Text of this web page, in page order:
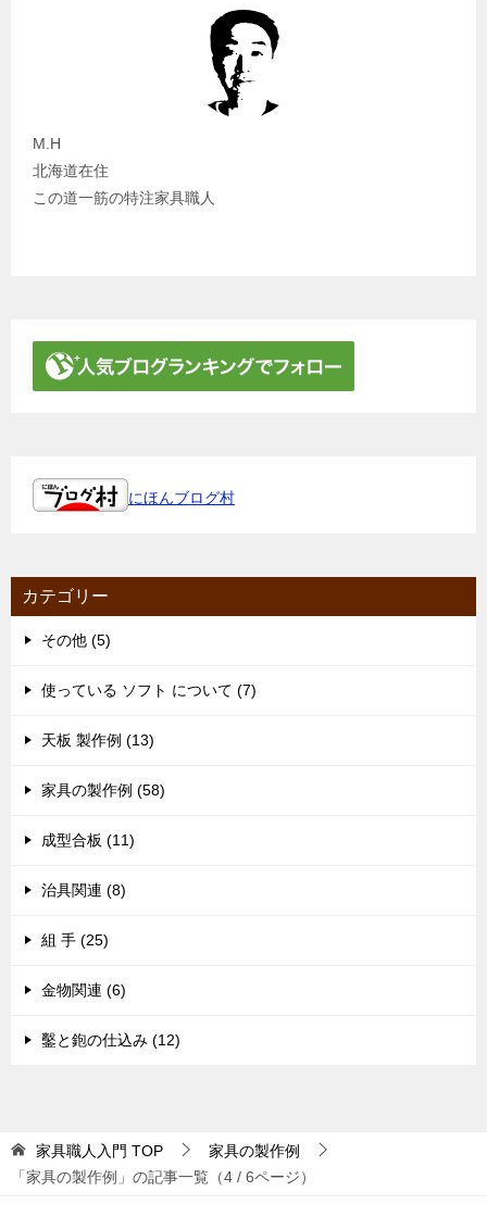
M.H
北海道在住
この道一筋の特注家具職人
にほんブログ村
カテゴリー
その他 (5)
使っている ソフト について (7)
天板 製作例 (13)
家具の製作例 (58)
成型合板 (11)
治具関連 (8)
組 手 (25)
金物関連 (6)
鑿と鉋の仕込み (12)
家具職人入門 TOP
家具の製作例
「家具の製作例」の記事一覧（4 / 6ページ）